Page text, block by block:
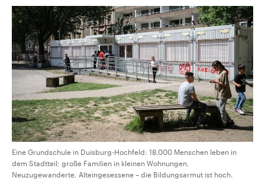
Eine Grundschule in Duisburg-Hochfeld: 18.000 Menschen leben in
dem Stadtteil; große Familien in kleinen Wohnungen,
Neuzugewanderte, Alteingesessene – die Bildungsarmut ist hoch.